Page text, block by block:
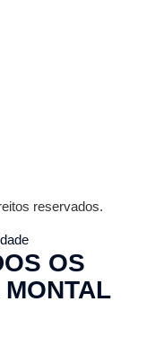
reservados.
OS